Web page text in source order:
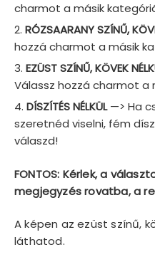
charmot a másik
RÓZSAARANY SZÍNŰ,
hozzá charmot a másik
EZÜST SZÍNŰ, KÖVEK
Válassz hozzá charmot a
DÍSZÍTÉS NÉLKÜL—> Ha
szeretnéd viselni, fém
válaszd!
FONTOS: Kérlek, a
megjegyzés rovatba, a
A képen az ezüst színű,
láthatod.